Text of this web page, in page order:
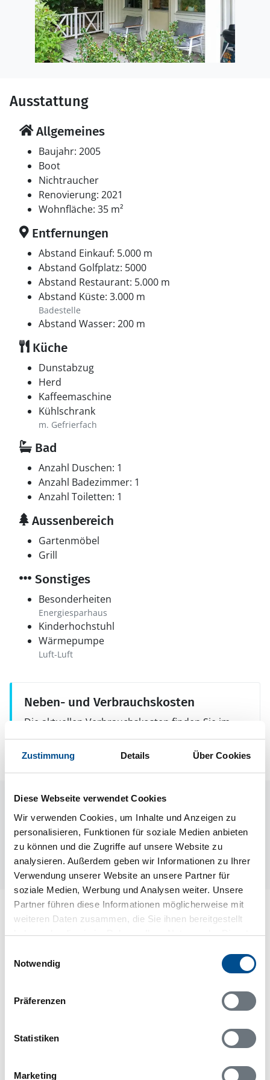
Zustimmung Details Über Cookies
Diese Webseite verwendet Cookies
Wir verwenden Cookies, um Inhalte und Anzeigen zu
personalisieren, Funktionen für soziale Medien anbieten
zu können und die Zugriffe auf unsere Website zu
analysieren. Außerdem geben wir Informationen zu Ihrer
Verwendung unserer Website an unsere Partner für
soziale Medien, Werbung und Analysen weiter. Unsere
Partner führen diese Informationen möglicherweise mit
weiteren Daten zusammen, die Sie ihnen bereitgestellt
haben oder die sie im Rahmen Ihrer Nutzung der Dienste
Notwendig
Präferenzen
Statistiken
Marketing
Ausstattung
Allgemeines
Baujahr: 2005
Boot
Nichtraucher
Renovierung: 2021
Wohnfläche: 35 m²
Entfernungen
Abstand Einkauf: 5.000 m
Abstand Golfplatz: 5000
Abstand Restaurant: 5.000 m
Abstand Küste: 3.000 m
Badestelle
Abstand Wasser: 200 m
Küche
Dunstabzug
Herd
Kaffeemaschine
Kühlschrank
m. Gefrierfach
Bad
Anzahl Duschen: 1
Anzahl Badezimmer: 1
Anzahl Toiletten: 1
Aussenbereich
Gartenmöbel
Grill
Sonstiges
Besonderheiten
Energiesparhaus
Kinderhochstuhl
Wärmepumpe
Luft-Luft
Neben- und Verbrauchskosten
Die aktuellen Verbrauchskosten finden Sie im
nächsten Schritt im Buchungsformular.
Raumaufteilung
Lageplan
Ferienhaus 48546
37194 Lyckeby